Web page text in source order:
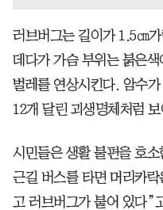
러브버그는 길이가 1.5㎝
데다가 가슴 부위는 붉은
벌레를 연상시킨다. 암수
12개 달린 괴생명체처럼
시민들은 생활 불편을 호
근길 버스를 타면 머리카
고 러브버그가 붙어 있다”